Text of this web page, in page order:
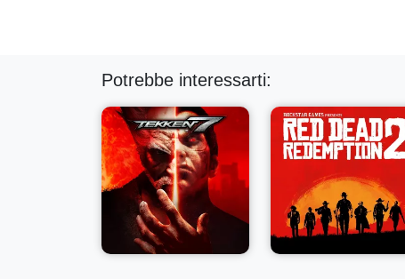
Potrebbe interessarti: